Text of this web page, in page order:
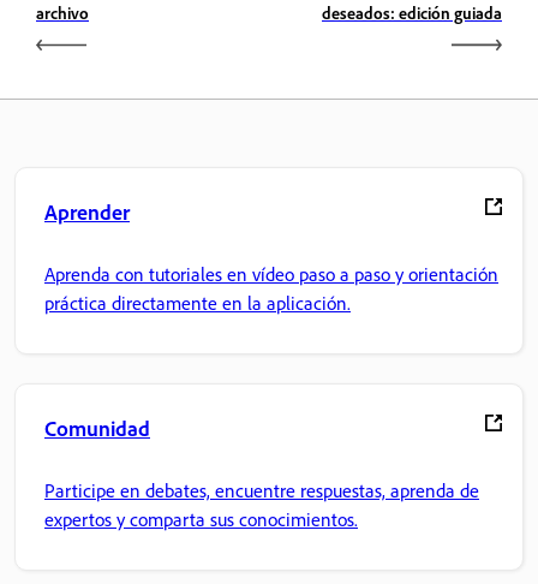
archivo
deseados: edición guiada
Aprender
Aprenda con tutoriales en vídeo paso a paso y orientación
práctica directamente en la aplicación.
Comunidad
Participe en debates, encuentre respuestas, aprenda de
expertos y comparta sus conocimientos.